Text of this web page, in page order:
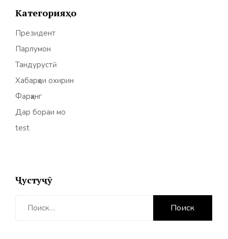
Категорияҳо
Президент
Парлумон
Тандурустӣ
Хабарҳои охирин
Фарҳанг
Дар бораи мо
test
Ҷустуҷӯ